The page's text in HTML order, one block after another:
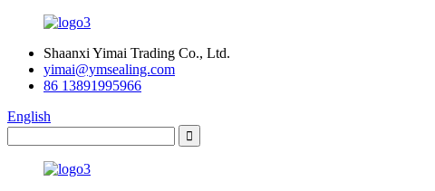
Shaanxi Yimai Trading Co., Ltd.
yimai@ymsealing.com
86 13891995966
English